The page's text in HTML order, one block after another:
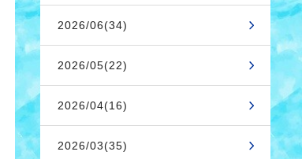
2026/06(34)
2026/05(22)
2026/04(16)
2026/03(35)